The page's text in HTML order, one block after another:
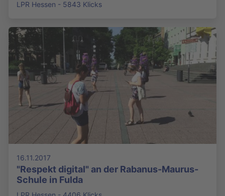
LPR Hessen - 5843 Klicks
16.11.2017
"Respekt digital" an der Rabanus-Maurus-
Schule in Fulda